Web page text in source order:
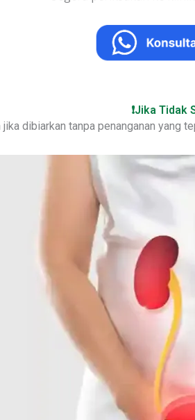
❗Jika
dibiarkan tanpa penanganan yang